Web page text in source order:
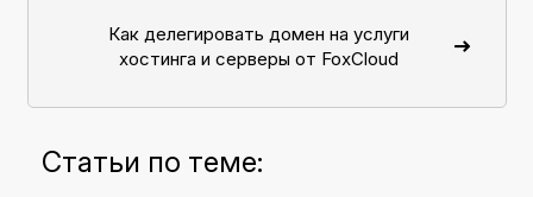
Как делегировать домен на услуги
хостинга и серверы от FoxCloud
Статьи по теме: